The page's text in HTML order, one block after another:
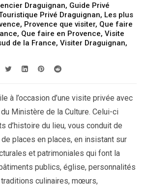
Draguignan, Guide Privé
Privé Draguignan, Les plus
, Provence que visiter, Que faire
, Que faire en Provence, Visite
de la France, Visiter Draguignan,
à l’occasion d’une visite privée avec
Ministère de la Culture. Celui-ci
d’histoire du lieu, vous conduit de
places en places, en insistant sur
et patrimoniales qui font la
publics, église, personnalités
culinaires, mœurs,